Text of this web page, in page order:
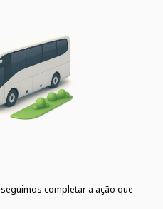
completar a ação que